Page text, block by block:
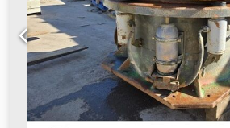
und professionelle Unterstützung
=== TRANSPORT === Kranverladung
für einen reibungslosen und
Versandlösungen, abgestimmt auf
logistischen Anforderungen. Der
professionell durch das Logistikteam
Sales abgewickelt.